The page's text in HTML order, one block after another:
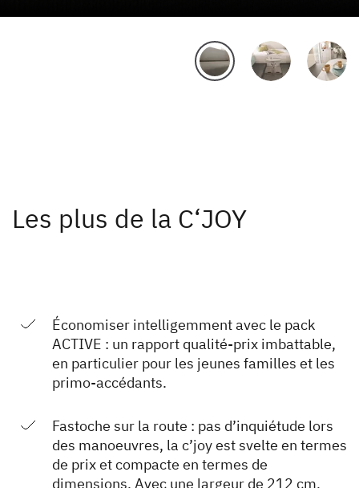
Les plus de la C‘JOY
Économiser intelligemment avec le pack
ACTIVE : un rapport qualité-prix imbattable,
en particulier pour les jeunes familles et les
primo-accédants.
Fastoche sur la route : pas d’inquiétude lors
des manoeuvres, la c’joy est svelte en termes
de prix et compacte en termes de
dimensions. Avec une largeur de 212 cm,